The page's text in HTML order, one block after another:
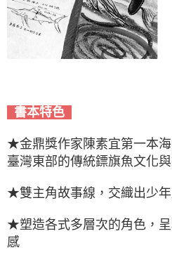
書本特色
★金鼎獎作家陳素宜第一本
臺灣東部的傳統鏢旗魚文化
★雙主角故事線，交織出少
★塑造各式多層次的角色，
感